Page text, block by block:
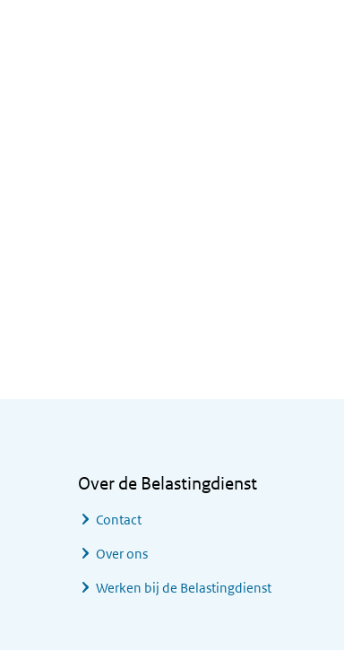
Over de Belastingdienst
Contact
Over ons
Werken bij de Belastingdienst